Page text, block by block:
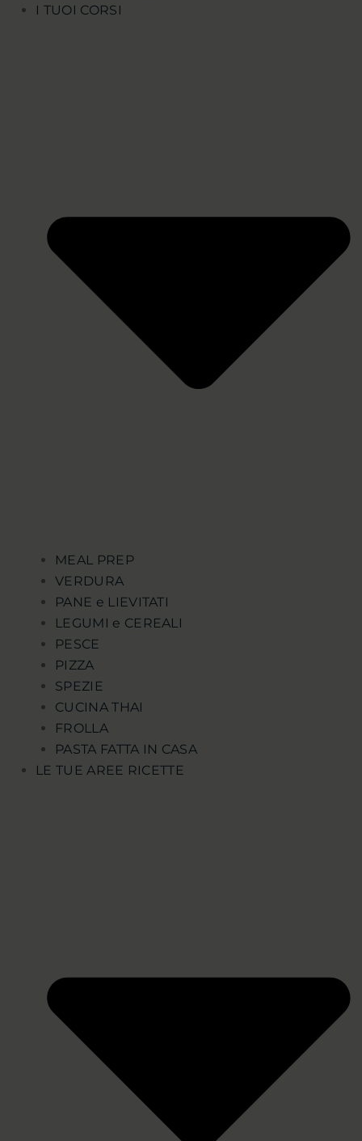
I TUOI CORSI
MEAL PREP
VERDURA
PANE e LIEVITATI
LEGUMI e CEREALI
PESCE
PIZZA
SPEZIE
CUCINA THAI
FROLLA
PASTA FATTA IN CASA
LE TUE AREE RICETTE